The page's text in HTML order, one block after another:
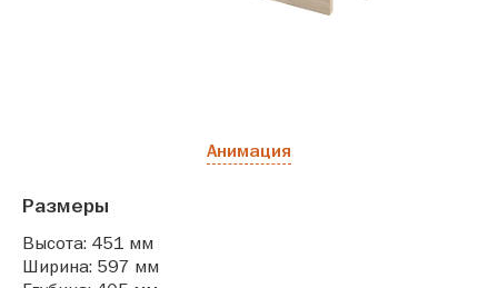
Анимация
Размеры
Высота: 451 мм
Ширина: 597 мм